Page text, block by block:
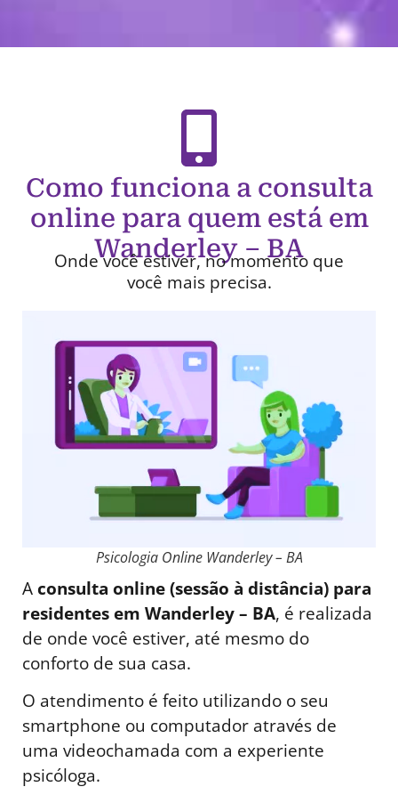
Como funciona a consulta
online para quem está em
Wanderley – BA
Onde você estiver, no momento que
você mais precisa.
Psicologia Online Wanderley – BA
Aconsulta online (sessão à distância) para
residentes em Wanderley – BA, é realizada
de onde você estiver, até mesmo do
conforto de sua casa.
O atendimento é feito utilizando o seu
smartphone ou computador através de
uma videochamada com a experiente
psicóloga.